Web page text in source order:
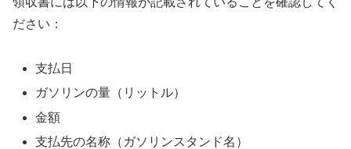
ださい：
支払日
ガソリンの量（リットル）
金額
支払先の名称（ガソリンスタンド名）